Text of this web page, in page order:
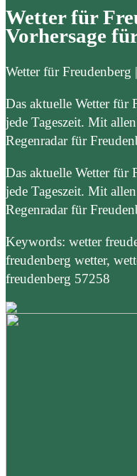
Wetter für
Vorhersage
Wetter für Freudenberg
Das aktuelle Wetter für
jede Tageszeit. Mit
Regenradar für
Das aktuelle Wetter für
jede Tageszeit. Mit
Regenradar für
Keywords: wetter
freudenberg wetter,
freudenberg 57258